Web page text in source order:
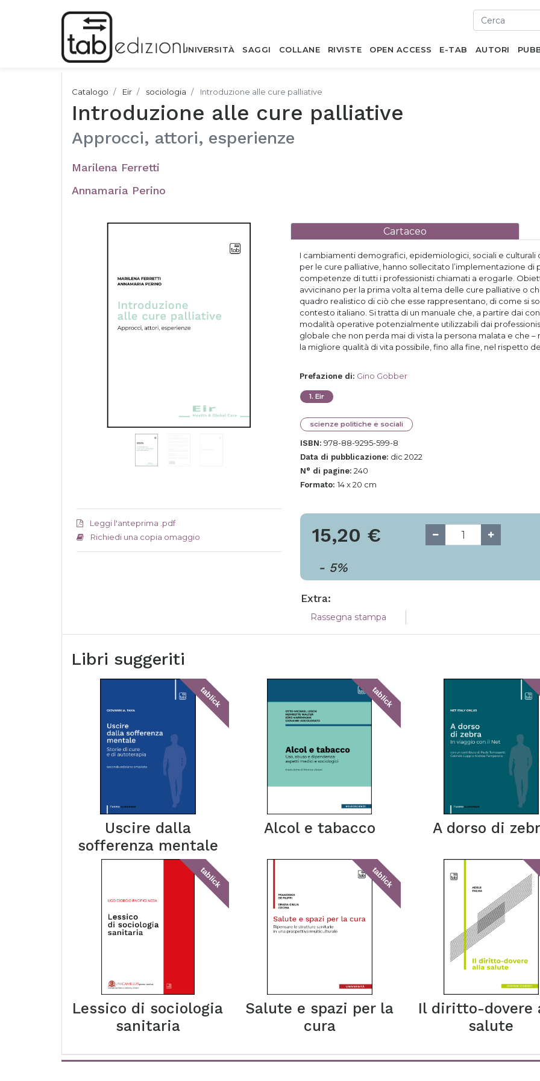
UNIVERSITÀ SAGGI COLLANE RIVISTE OPEN ACCESS E-TAB AUTORI
Catalogo Eir sociologia Introduzione alle cure palliative
Introduzione alle cure palliative
Approcci, attori, esperienze
Marilena Ferretti
Annamaria Perino
Leggi l'anteprima .pdf
Richiedi una copia omaggio
Cartaceo
I cambiamenti demografici, epidemiologici, sociali e
per le cure palliative, hanno sollecitato l’implementazione di
competenze di tutti i professionisti chiamati a erogarle.
avvicinano per la prima volta al tema delle cure palliative o
quadro realistico di ciò che esse rappresentano, di come si
contesto italiano. Si tratta di un manuale che, a partire dai
modalità operative potenzialmente utilizzabili dai
globale che non perda mai di vista la persona malata e che
la migliore qualità di vita possibile, fino alla fine, nel rispetto
Prefazione di: Gino Gobber
1. Eir
scienze politiche e sociali
ISBN: 978-88-9295-599-8
Data di pubblicazione: dic 2022
N° di pagine: 240
Formato: 14 x 20 cm
15,20 €
- 5%
Extra:
Rassegna stampa
Libri suggeriti
tablick
Uscire dalla
sofferenza mentale
tablick
Alcol e tabacco A dorso di
tablick
Lessico di sociologia
sanitaria
tablick
Salute e spazi per la
cura
Il diritto-dovere
salute